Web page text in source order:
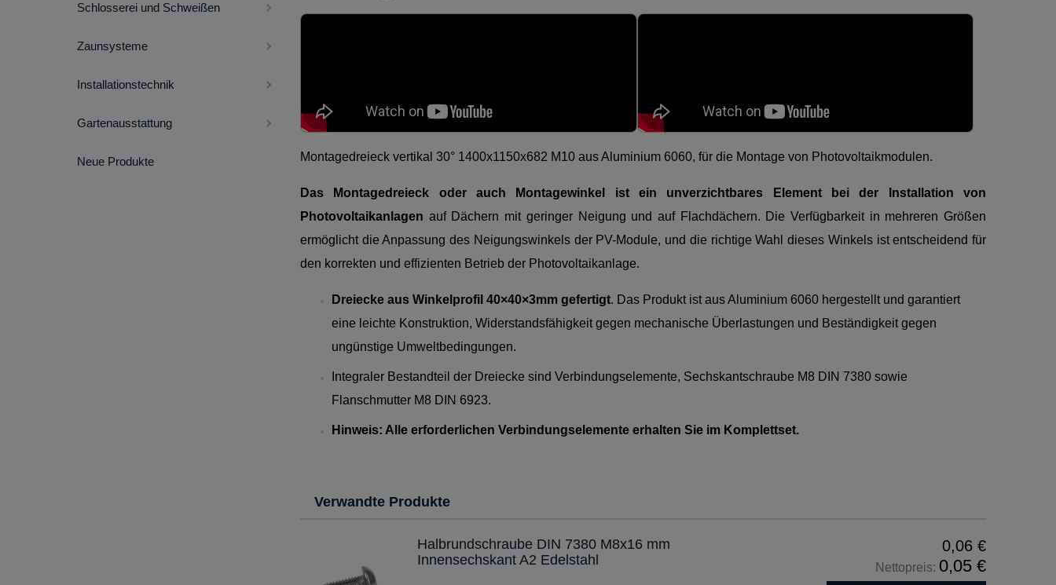
Schlosserei und Schweißen
Zaunsysteme
Installationstechnik
Gartenausstattung
Neue Produkte Montagedreieck vertikal 30° 1400x1150x682 M10 aus Aluminium 6060, für die Montage von Photovoltaikmodulen.
Das Montagedreieck oder auch Montagewinkel ist ein unverzichtbares Element bei der Installation von
Photovoltaikanlagen auf Dächern mit geringer Neigung und auf Flachdächern. Die Verfügbarkeit in mehreren Größen
ermöglicht die Anpassung des Neigungswinkels der PV-Module, und die richtige Wahl dieses Winkels ist entscheidend für
den korrekten und effizienten Betrieb der Photovoltaikanlage.
Dreiecke aus Winkelprofil 40×40×3mm gefertigt. Das Produkt ist aus Aluminium 6060 hergestellt und garantiert
eine leichte Konstruktion, Widerstandsfähigkeit gegen mechanische Überlastungen und Beständigkeit gegen
ungünstige Umweltbedingungen.
Integraler Bestandteil der Dreiecke sind Verbindungselemente, Sechskantschraube M8 DIN 7380 sowie
Flanschmutter M8 DIN 6923.
Hinweis: Alle erforderlichen Verbindungselemente erhalten Sie im Komplettset.
Verwandte Produkte
Halbrundschraube DIN 7380 M8x16 mm
Innensechskant A2 Edelstahl
0,06 €
Nettopreis: 0,05 €